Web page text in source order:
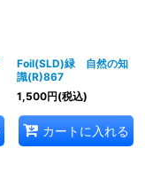
Foil(SLD)緑 自然の知
識(R)867
1,500円(税込)
カートに入れる